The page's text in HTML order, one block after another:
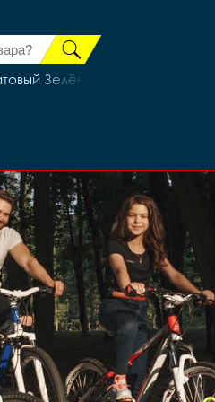
Зелёный (27,5)